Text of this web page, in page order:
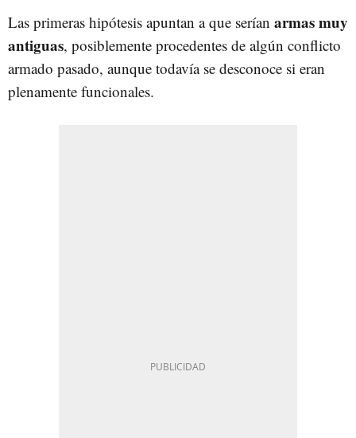
Las primeras hipótesis apuntan a que serían armas muy
antiguas, posiblemente procedentes de algún conflicto
armado pasado, aunque todavía se desconoce si eran
plenamente funcionales.